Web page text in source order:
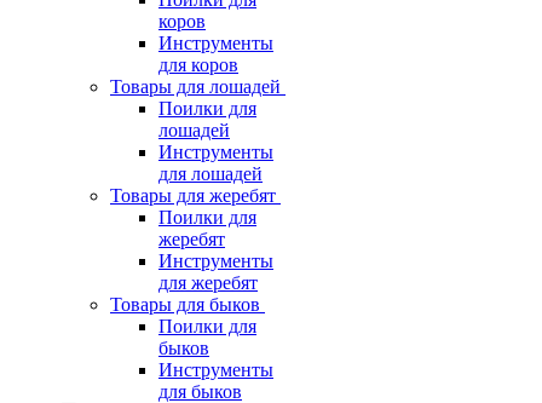
коров
Инструменты
для коров
Товары для лошадей
Поилки для
лошадей
Инструменты
для лошадей
Товары для жеребят
Поилки для
жеребят
Инструменты
для жеребят
Товары для быков
Поилки для
быков
Инструменты
для быков